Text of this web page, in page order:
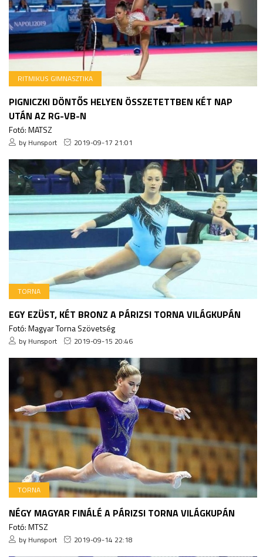
RITMIKUS GIMNASZTIKA
PIGNICZKI DÖNTŐS HELYEN ÖSSZETETTBEN KÉT NAP
UTÁN AZ RG-VB-N
Fotó: MATSZ
by Hunsport 2019-09-17 21:01
TORNA
EGY EZÜST, KÉT BRONZ A PÁRIZSI TORNA VILÁGKUPÁN
Fotó: Magyar Torna Szövetség
by Hunsport 2019-09-15 20:46
TORNA
NÉGY MAGYAR FINÁLÉ A PÁRIZSI TORNA VILÁGKUPÁN
Fotó: MTSZ
by Hunsport 2019-09-14 22:18